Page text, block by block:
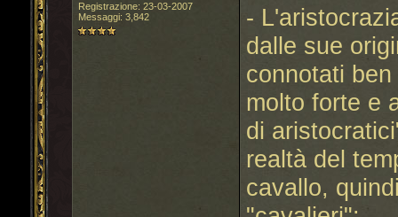
Registrazione: 23-03-2007
Messaggi: 3,842
-
dalle sue
connotati
molto forte e
di
realtà del
cavallo,